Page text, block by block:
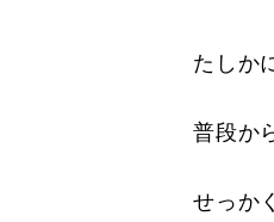
たしか
普段か
せっか